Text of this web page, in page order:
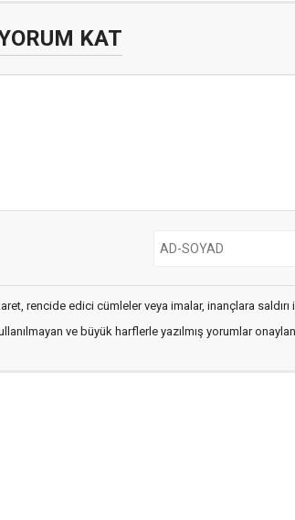
KAT
rencide edici cümleler veya imalar, inançlara saldırı
ve büyük harflerle yazılmış yorumlar